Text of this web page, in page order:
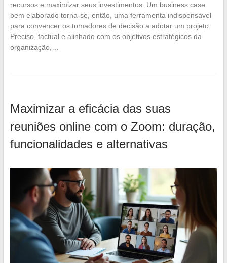
recursos e maximizar seus investimentos. Um business case
bem elaborado torna-se, então, uma ferramenta indispensável
para convencer os tomadores de decisão a adotar um projeto.
Preciso, factual e alinhado com os objetivos estratégicos da
organização,…
Maximizar a eficácia das suas
reuniões online com o Zoom: duração,
funcionalidades e alternativas